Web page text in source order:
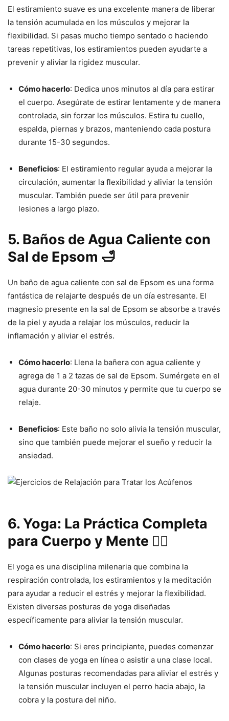
El estiramiento suave es una excelente manera de liberar
la tensión acumulada en los músculos y mejorar la
flexibilidad. Si pasas mucho tiempo sentado o haciendo
tareas repetitivas, los estiramientos pueden ayudarte a
prevenir y aliviar la rigidez muscular.
Cómo hacerlo: Dedica unos minutos al día para estirar
el cuerpo. Asegúrate de estirar lentamente y de manera
controlada, sin forzar los músculos. Estira tu cuello,
espalda, piernas y brazos, manteniendo cada postura
durante 15-30 segundos.
Beneficios: El estiramiento regular ayuda a mejorar la
circulación, aumentar la flexibilidad y aliviar la tensión
muscular. También puede ser útil para prevenir
lesiones a largo plazo.
5. Baños de Agua Caliente con
Sal de Epsom 🛁
Un baño de agua caliente con sal de Epsom es una forma
fantástica de relajarte después de un día estresante. El
magnesio presente en la sal de Epsom se absorbe a través
de la piel y ayuda a relajar los músculos, reducir la
inflamación y aliviar el estrés.
Cómo hacerlo: Llena la bañera con agua caliente y
agrega de 1 a 2 tazas de sal de Epsom. Sumérgete en el
agua durante 20-30 minutos y permite que tu cuerpo se
relaje.
Beneficios: Este baño no solo alivia la tensión muscular,
sino que también puede mejorar el sueño y reducir la
ansiedad.
6. Yoga: La Práctica Completa
para Cuerpo y Mente 🧘‍♀️
El yoga es una disciplina milenaria que combina la
respiración controlada, los estiramientos y la meditación
para ayudar a reducir el estrés y mejorar la flexibilidad.
Existen diversas posturas de yoga diseñadas
específicamente para aliviar la tensión muscular.
Cómo hacerlo: Si eres principiante, puedes comenzar
con clases de yoga en línea o asistir a una clase local.
Algunas posturas recomendadas para aliviar el estrés y
la tensión muscular incluyen el perro hacia abajo, la
cobra y la postura del niño.